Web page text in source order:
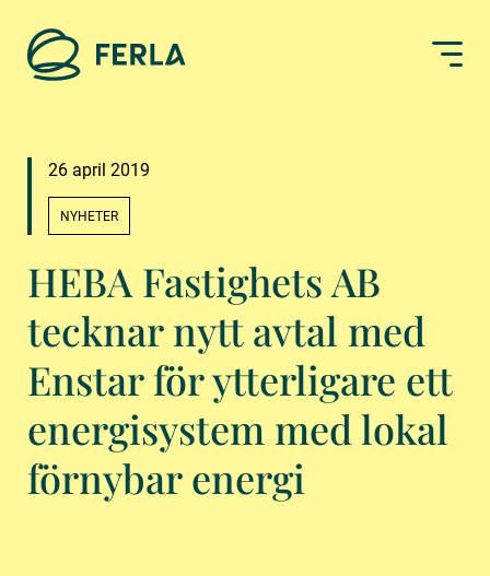
26 april 2019
NYHETER
HEBA Fastighets AB
tecknar nytt avtal med
Enstar för ytterligare ett
energisystem med lokal
förnybar energi